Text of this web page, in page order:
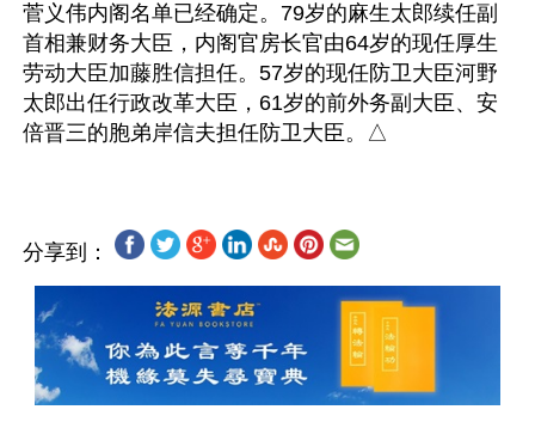
菅义伟内阁名单已经确定。79岁的麻生太郎续任副
首相兼财务大臣，内阁官房长官由64岁的现任厚生
劳动大臣加藤胜信担任。57岁的现任防卫大臣河野
太郎出任行政改革大臣，61岁的前外务副大臣、安
分享到：